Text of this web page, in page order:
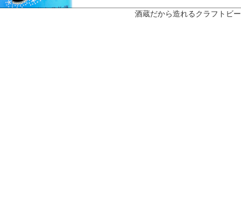
酒蔵だから造れるクラフトビー